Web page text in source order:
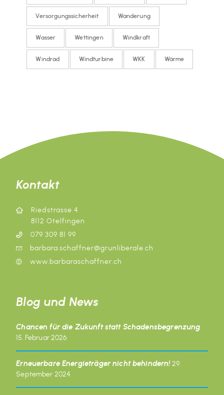
Versorgungssicherheit Wanderung
Wasser Wettingen Windkraft
Windrad Windturbine WKK Wärme
Kontakt
Riedstrasse 4
8112 Otelfingen
079 309 81 99
barbara.schaffner@grunliberale.ch
www.barbaraschaffner.ch
Blog und News
Chancen für die Zukunft statt Schadensbegrenzung
15. Februar 2026
Erneuerbare Energieträger nicht behindern! 29.
September 2024